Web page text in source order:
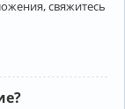
свяжитесь